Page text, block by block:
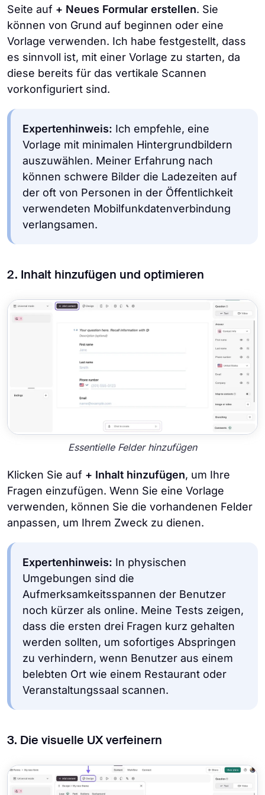
Seite auf + Neues Formular erstellen. Sie
können von Grund auf beginnen oder eine
Vorlage verwenden. Ich habe festgestellt, dass
es sinnvoll ist, mit einer Vorlage zu starten, da
diese bereits für das vertikale Scannen
vorkonfiguriert sind.
Expertenhinweis: Ich empfehle, eine
Vorlage mit minimalen Hintergrundbildern
auszuwählen. Meiner Erfahrung nach
können schwere Bilder die Ladezeiten auf
der oft von Personen in der Öffentlichkeit
verwendeten Mobilfunkdatenverbindung
verlangsamen.
2. Inhalt hinzufügen und optimieren
Essentielle Felder hinzufügen
Klicken Sie auf + Inhalt hinzufügen, um Ihre
Fragen einzufügen. Wenn Sie eine Vorlage
verwenden, können Sie die vorhandenen Felder
anpassen, um Ihrem Zweck zu dienen.
Expertenhinweis: In physischen
Umgebungen sind die
Aufmerksamkeitsspannen der Benutzer
noch kürzer als online. Meine Tests zeigen,
dass die ersten drei Fragen kurz gehalten
werden sollten, um sofortiges Abspringen
zu verhindern, wenn Benutzer aus einem
belebten Ort wie einem Restaurant oder
Veranstaltungssaal scannen.
3. Die visuelle UX verfeinern